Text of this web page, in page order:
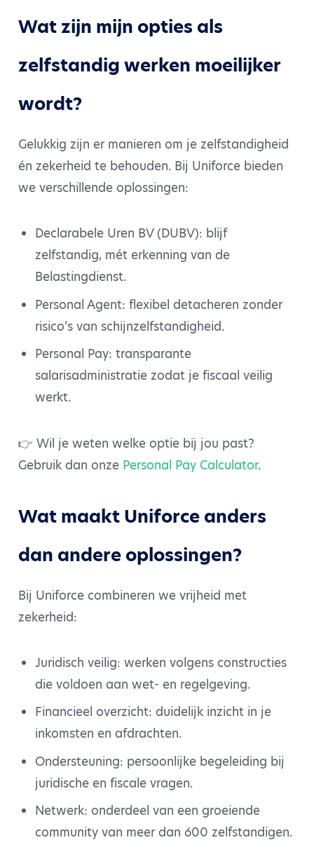
Wat zijn mijn opties als
zelfstandig werken moeilijker
wordt?
Gelukkig zijn er manieren om je zelfstandigheid
én zekerheid te behouden. Bij Uniforce bieden
we verschillende oplossingen:
Declarabele Uren BV (DUBV): blijf
zelfstandig, mét erkenning van de
Belastingdienst.
Personal Agent: flexibel detacheren zonder
risico’s van schijnzelfstandigheid.
Personal Pay: transparante
salarisadministratie zodat je fiscaal veilig
werkt.
👉 Wil je weten welke optie bij jou past?
Gebruik dan onze Personal Pay Calculator.
Wat maakt Uniforce anders
dan andere oplossingen?
Bij Uniforce combineren we vrijheid met
zekerheid:
Juridisch veilig: werken volgens constructies
die voldoen aan wet- en regelgeving.
Financieel overzicht: duidelijk inzicht in je
inkomsten en afdrachten.
Ondersteuning: persoonlijke begeleiding bij
juridische en fiscale vragen.
Netwerk: onderdeel van een groeiende
community van meer dan 600 zelfstandigen.